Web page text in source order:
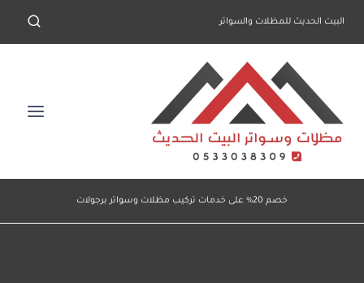
البيت الحديث للمظلات والسواتر
خصم 20% على خدمات تركيب مظلات وسواتر برجولات